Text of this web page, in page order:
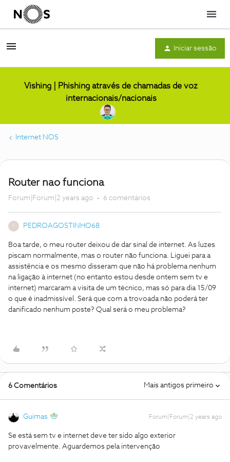
Menu
Iniciar sessão
Vishing | Phishing através de chamadas de voz
internacionais/nacionais
Internet NOS
Router nao funciona
Forum|Forum|2 years ago 6 comentários
PEDROAGOSTINHO68
Boa tarde, o meu router deixou de dar sinal de internet. As luzes
piscam normalmente, mas o router não funciona. Liguei para a
assistência e os mesmo disseram que não há problema nenhum
na ligação à internet (no entanto estou desde ontem sem tv e
internet) marcaram a visita de um técnico, mas só para dia 15/09
o que é inadmissível. Será que com a trovoada não poderá ter
danificado nenhum poste? Qual será o meu problema?
6 Comentários Mais antigos primeiro
Guimas Forum|Forum|2 years ago
Se está sem tv e internet deve ter sido algo exterior
provavelmente. Aguardemos pela intervenção